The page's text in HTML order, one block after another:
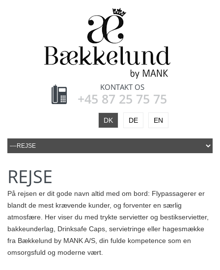
KONTAKT OS
+45 87 25 75 75
DK DE EN
REJSE
På rejsen er dit gode navn altid med om bord: Flypassagerer er
blandt de mest krævende kunder, og forventer en særlig
atmosfære. Her viser du med trykte servietter og bestikservietter,
bakkeunderlag, Drinksafe Caps, servietringe eller hagesmække
fra Bækkelund by MANK A/S, din fulde kompetence som en
omsorgsfuld og moderne vært.